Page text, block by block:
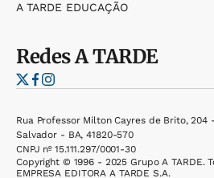
A TARDE EDUCAÇÃO
RedesA TARDE
Rua Professor Milton Cayres de Brito, 204
Salvador - BA, 41820-570
CNPJ nº 15.111.297/0001-30
Copyright © 1996 - 2025 Grupo A TARDE.
EMPRESA EDITORA A TARDE S.A.